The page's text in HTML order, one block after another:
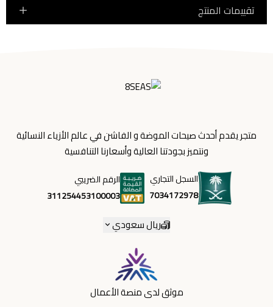
تقييمات المنتج
متجر يقدم أحدث صيحات الموضة و الفاشن في عالم الأزياء النسائية
ونتميز بجودتنا العالية وأسعارنا التنافسية
السجل التجاري
7034172978
الرقم الضريبي
311254453100003
ريال سعودي
موثق لدى منصة الأعمال